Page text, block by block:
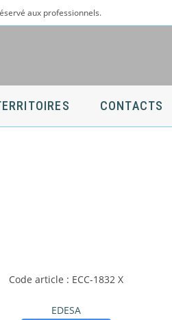
aux professionnels.
CONTACTS
Code article : ECC-1832 X
EDESA